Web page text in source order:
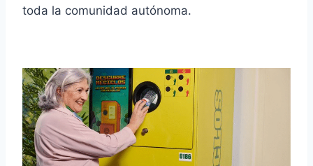
toda la comunidad autónoma.